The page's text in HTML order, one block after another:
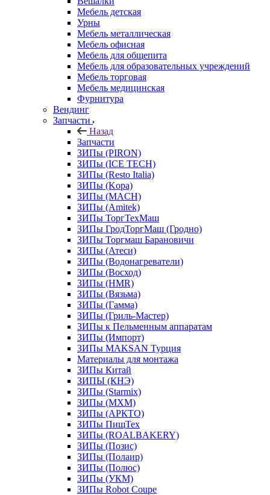
Мебель детская
Урны
Мебель металлическая
Мебель офисная
Мебель для общепита
Мебель для образовательных учреждений
Мебель торговая
Мебель медицинская
Фурнитура
Вендинг
Запчасти
Назад
Запчасти
ЗИПы (PIRON)
ЗИПы (ICE TECH)
ЗИПы (Resto Italia)
ЗИПы (Kopa)
ЗИПы (MACH)
ЗИПы (Amitek)
ЗИПы ТоргТехМаш
ЗИПы ГродТоргМаш (Гродно)
ЗИПы Торгмаш Барановичи
ЗИПы (Атеси)
ЗИПы (Водонагреватели)
ЗИПы (Восход)
ЗИПы (HMR)
ЗИПы (Вязьма)
ЗИПы (Гамма)
ЗИПы (Гриль-Мастер)
ЗИПы к Пельменным аппаратам
ЗИПы (Импорт)
ЗИПы MAKSAN Турция
Материалы для монтажа
ЗИПы Китай
ЗИПЫ (КНЭ)
ЗИПы (Starmix)
ЗИПы (МХМ)
ЗИПы (АРКТО)
ЗИПы ПищТех
ЗИПы (ROALBAKERY)
ЗИПы (Позис)
ЗИПы (Полаир)
ЗИПы (Полюс)
ЗИПы (УКМ)
ЗИПы Robot Coupe